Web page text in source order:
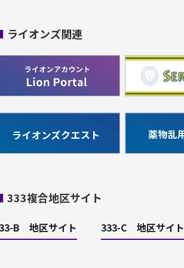
ライオンズ関連
333複合地区サイト
B 地区サイト 333-C 地区サイト